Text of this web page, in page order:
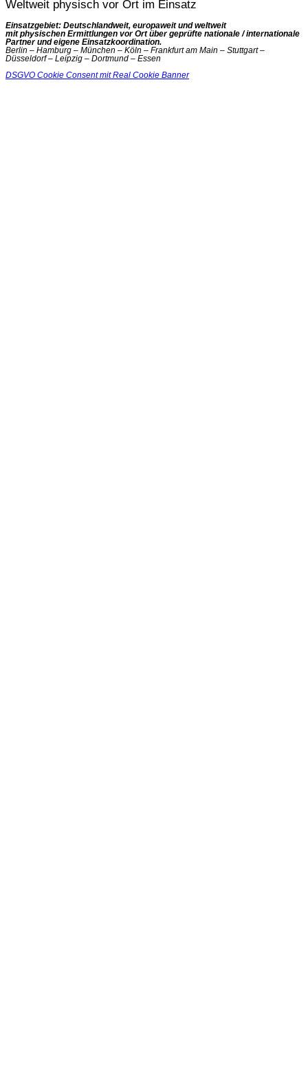
Weltweit physisch vor Ort im Einsatz
Einsatzgebiet: Deutschlandweit, europaweit und weltweit
mit physischen Ermittlungen vor Ort über geprüfte nationale / internationale
Partner und eigene Einsatzkoordination.
Berlin – Hamburg – München – Köln – Frankfurt am Main – Stuttgart –
Düsseldorf – Leipzig – Dortmund – Essen
DSGVO Cookie Consent mit Real Cookie Banner